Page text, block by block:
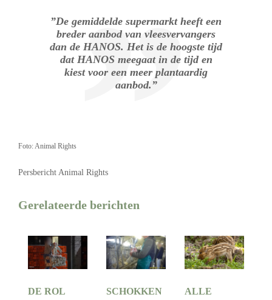
”De gemiddelde supermarkt heeft een
breder aanbod van vleesvervangers
dan de HANOS. Het is de hoogste tijd
dat HANOS meegaat in de tijd en
kiest voor een meer plantaardig
aanbod.”
Foto: Animal Rights
Persbericht Animal Rights
Gerelateerde berichten
DE ROL
SCHOKKEN
ALLE